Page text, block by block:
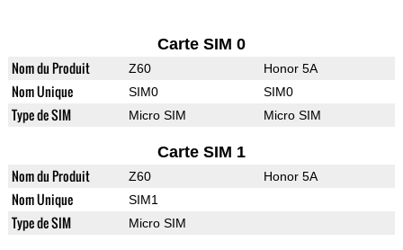
Carte SIM 0
Nom du Produit Z60 Honor 5A
Nom Unique SIM0 SIM0
Type de SIM Micro SIM Micro SIM
Carte SIM 1
Nom du Produit Z60 Honor 5A
Nom Unique SIM1
Type de SIM Micro SIM